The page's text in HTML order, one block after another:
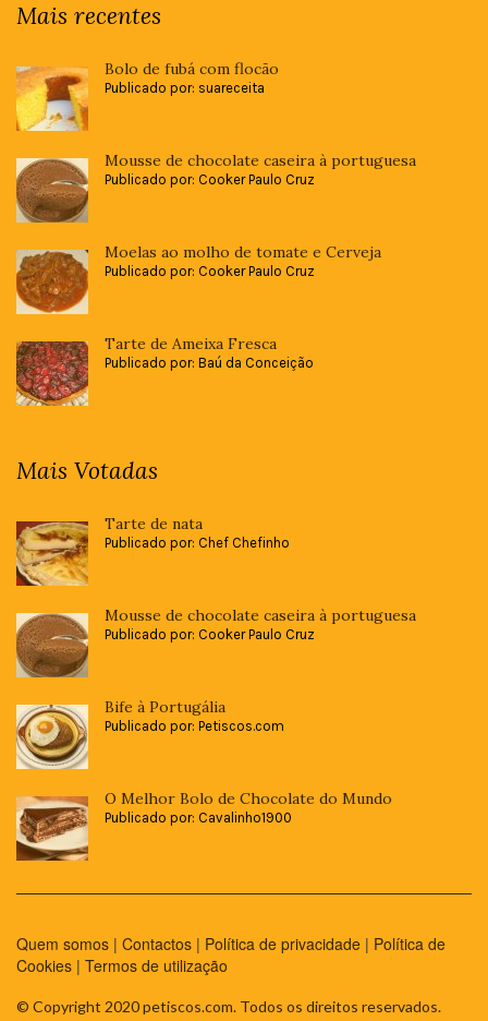
Mais recentes
Bolo de fubá com flocão
Publicado por: suareceita
Mousse de chocolate caseira à portuguesa
Publicado por: Cooker Paulo Cruz
Moelas ao molho de tomate e Cerveja
Publicado por: Cooker Paulo Cruz
Tarte de Ameixa Fresca
Publicado por: Baú da Conceição
Mais Votadas
Tarte de nata
Publicado por: Chef Chefinho
Mousse de chocolate caseira à portuguesa
Publicado por: Cooker Paulo Cruz
Bife à Portugália
Publicado por: Petiscos.com
O Melhor Bolo de Chocolate do Mundo
Publicado por: Cavalinho1900
Quem somos | Contactos | Política de privacidade | Política de
Cookies | Termos de utilização
© Copyright 2020 petiscos.com. Todos os direitos reservados.